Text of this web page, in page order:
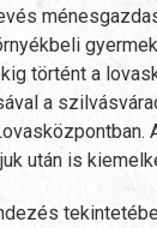
történt a
a
után is